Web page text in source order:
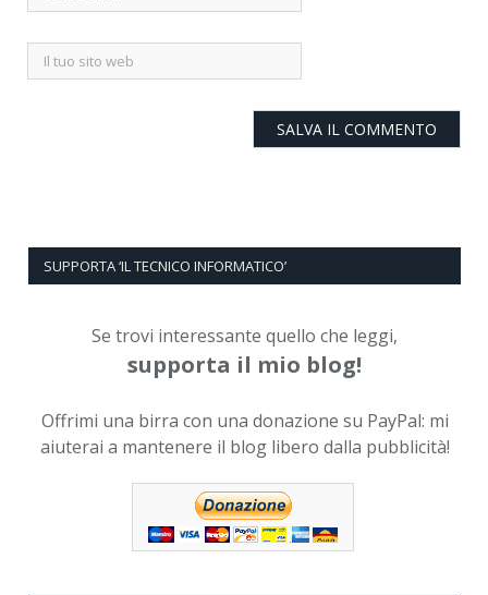
SUPPORTA ‘IL TECNICO INFORMATICO’
Se trovi interessante quello che leggi,
supporta il mio blog!
Offrimi una birra con una donazione su PayPal: mi
aiuterai a mantenere il blog libero dalla pubblicità!